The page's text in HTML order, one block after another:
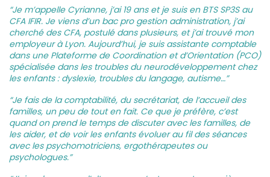
“Je m’appelle Cyrianne, j’ai 19 ans et je suis en BTS SP3S au
CFA IFIR. Je viens d’un bac pro gestion administration, j’ai
cherché des CFA, postulé dans plusieurs, et j’ai trouvé mon
employeur à Lyon. Aujourd’hui, je suis assistante comptable
dans une Plateforme de Coordination et d’Orientation (PCO)
spécialisée dans les troubles du neurodéveloppement chez
les enfants : dyslexie, troubles du langage, autisme…”
“Je fais de la comptabilité, du secrétariat, de l’accueil des
familles, un peu de tout en fait. Ce que je préfère, c’est
quand on prend le temps de discuter avec les familles, de
les aider, et de voir les enfants évoluer au fil des séances
avec les psychomotriciens, ergothérapeutes ou
psychologues.”